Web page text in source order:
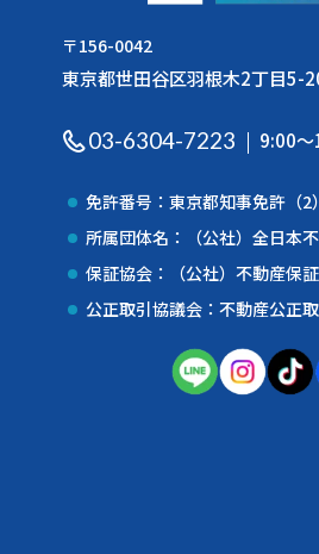
〒156-0042
東京都世田谷区羽根木2丁目5-
03-6304-7223 9:00
免許番号：東京都知事免許（2
所属団体名：（公社）全日本
保証協会：（公社）不動産保
公正取引協議会：不動産公正